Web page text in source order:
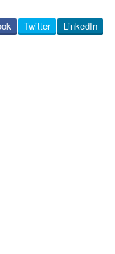
LinkedIn
Twitter